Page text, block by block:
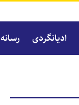
ادیانگردی رسانه